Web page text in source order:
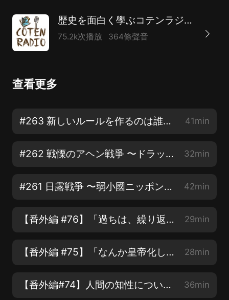
【出演&Twitter】 株式會社COTEN 深井龍之介
@CotenFukai 株式會社COTEN 楊睿之 @AcYang5 株式
會社BOOK 樋口聖典 @HiguchiKi 【公式Twitterアカウ
https://cotenradio.fm/references/ 【収録】 いいかね
http://urx2.nu/Y1U2 【コテンラジオへお便り】
歴史を面白く學ぶコテンラジオ （COTEN RADIO）
75.2k次播放 364條聲音
查看更多
#263 新しいルールを作るのは誰だ!? 日本の近代國家化で広がる極東の亀裂【COTEN RADIO】 41min
#262 戦慄のアヘン戦爭 〜ドラッグに揺れるアジア情勢とある幕末志士の開眼〜【COTEN RADIO】 32min
#261 日露戦爭 〜弱小國ニッポンが見出した勝利への布石〜【COTEN RADIO】 42min
【番外編 #76】「過ちは、繰り返すな…！」畫一的思考からの脫卻を図る僕たちの採用活動【COTEN RADIO】 29min
【番外編 #75】「なんか皇帝化してない？」リスナーからのご指摘にコテン深井がズバリお答えします！【COTEN RADIO】 28min
【番外編#74】人間の知性について 〜ひとくくりにできない才能と広がる未來への可能性〜【COTEN RADIO】 36min